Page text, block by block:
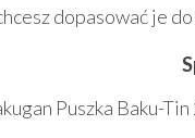
dopasować je
Puszka Baku-